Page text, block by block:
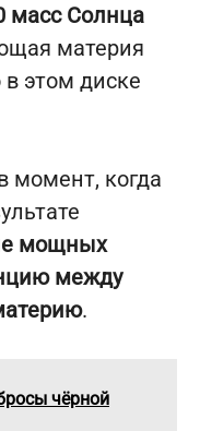
масс Солнца
материя
этом диске
момент, когда
мощных
между
.
чёрной